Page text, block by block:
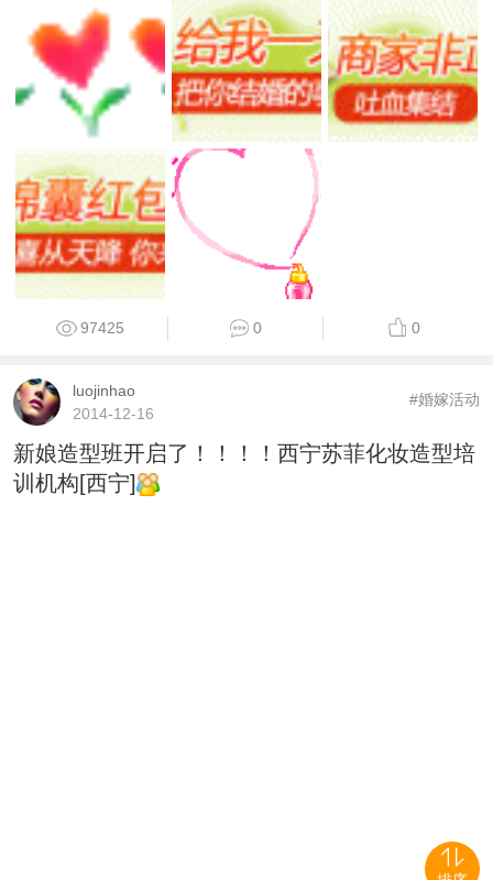
97425 0 0
luojinhao
2014-12-16
#婚嫁活动
新娘造型班开启了！！！！西宁苏菲化妆造型培
训机构[西宁]